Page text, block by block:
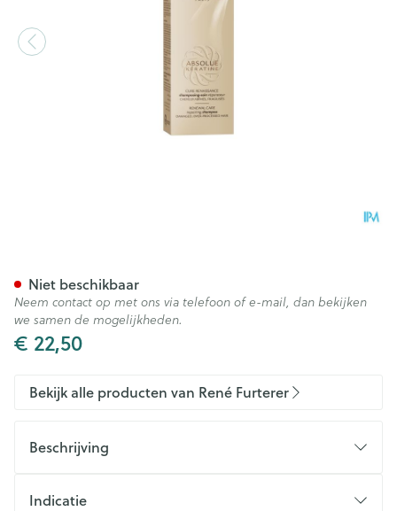
€ 22,50
Niet beschikbaar
Neem contact op met ons via telefoon of e-mail, dan bekijken
we samen de mogelijkheden.
Bekijk alle producten van René Furterer
Beschrijving
Indicatie